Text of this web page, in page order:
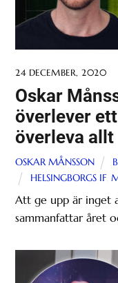
24 DECEMBER, 2020
Oskar
överlever
överleva allt
OSKAR MÅNSSON
HELSINGBORGS IF,
Att ge upp är inget
sammanfattar året